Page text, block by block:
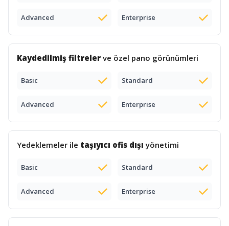
Advanced Enterprise
Kaydedilmiş filtreler ve özel pano görünümleri
Basic Standard
Advanced Enterprise
Yedeklemeler ile taşıyıcı ofis dışı yönetimi
Basic Standard
Advanced Enterprise